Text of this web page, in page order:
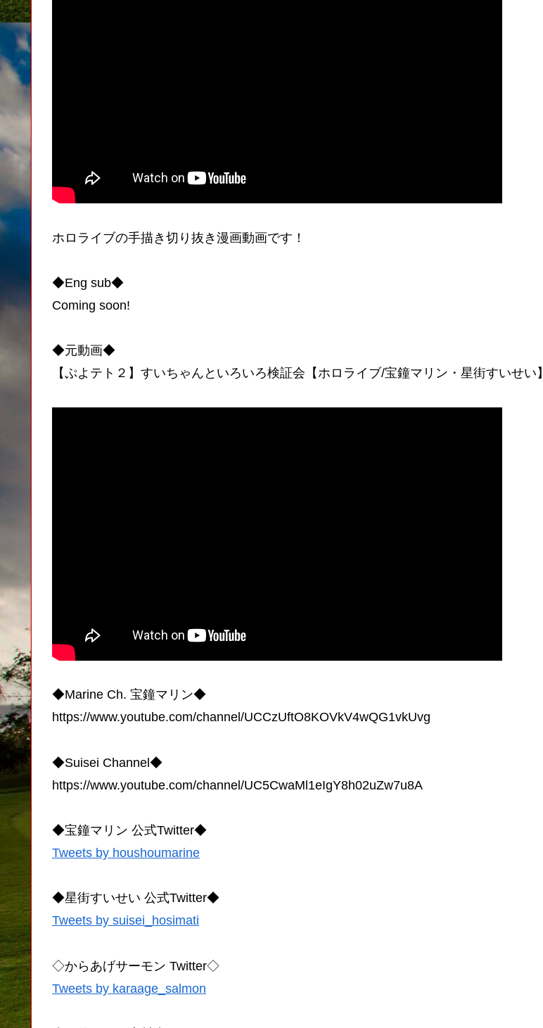
ホロライブの手描き切り抜き漫画動画です！
◆Eng sub◆
Coming soon!
◆元動画◆
【ぷよテト２】すいちゃんといろいろ検証会【ホロライブ/宝鐘マリン・星街すいせい】
◆Marine Ch. 宝鐘マリン◆
https://www.youtube.com/channel/UCCzUftO8KOVkV4wQG1vkUvg
◆Suisei Channel◆
https://www.youtube.com/channel/UC5CwaMl1eIgY8h02uZw7u8A
◆宝鐘マリン 公式Twitter◆
Tweets by houshoumarine
◆星街すいせい 公式Twitter◆
Tweets by suisei_hosimati
◇からあげサーモン Twitter◇
Tweets by karaage_salmon